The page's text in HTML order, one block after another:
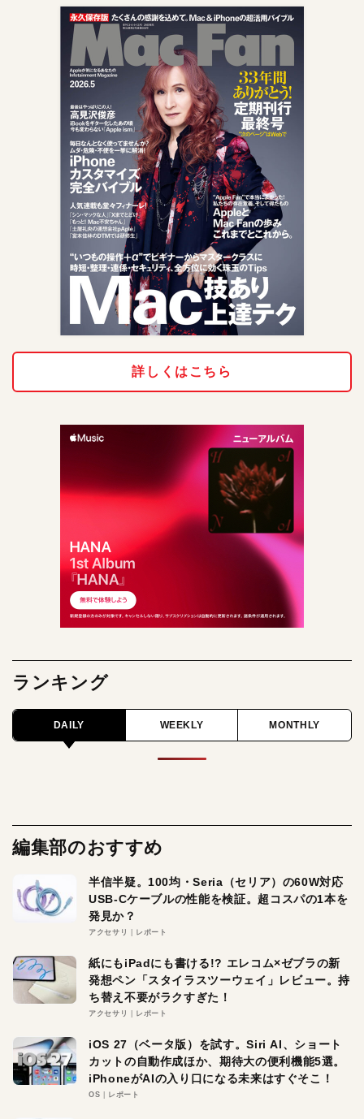
詳しくはこちら
ランキング
DAILY WEEKLY MONTHLY
編集部のおすすめ
半信半疑。100均・Seria（セリア）の60W対応
USB-Cケーブルの性能を検証。超コスパの1本を
発見か？
アクセサリ レポート
紙にもiPadにも書ける!? エレコム×ゼブラの新
発想ペン「スタイラスツーウェイ」レビュー。持
ち替え不要がラクすぎた！
アクセサリ レポート
iOS 27（ベータ版）を試す。Siri AI、ショート
カットの自動作成ほか、期待大の便利機能5選。
iPhoneがAIの入り口になる未来はすぐそこ！
OS レポート